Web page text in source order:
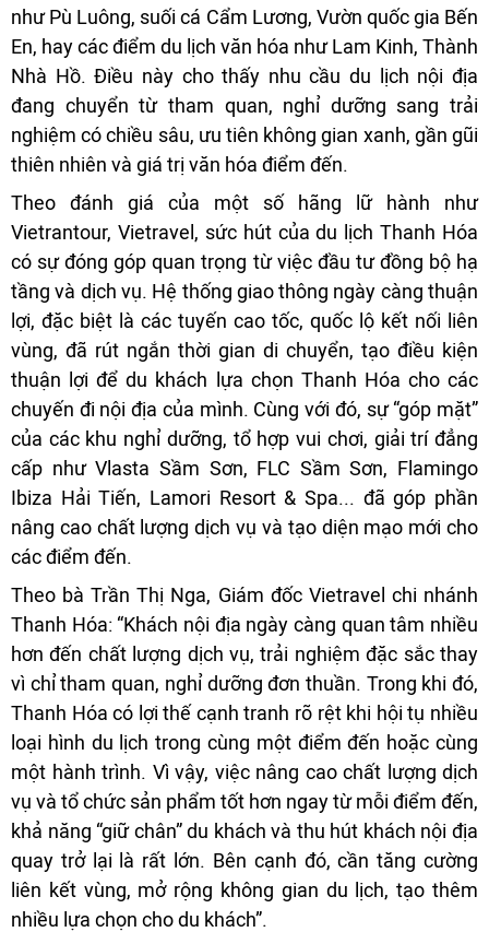
như Pù Luông, suối cá Cẩm Lương, Vườn quốc gia Bến
En, hay các điểm du lịch văn hóa như Lam Kinh, Thành
Nhà Hồ. Điều này cho thấy nhu cầu du lịch nội địa
đang chuyển từ tham quan, nghỉ dưỡng sang trải
nghiệm có chiều sâu, ưu tiên không gian xanh, gần gũi
thiên nhiên và giá trị văn hóa điểm đến.
Theo đánh giá của một số hãng lữ hành như
Vietrantour, Vietravel, sức hút của du lịch Thanh Hóa
có sự đóng góp quan trọng từ việc đầu tư đồng bộ hạ
tầng và dịch vụ. Hệ thống giao thông ngày càng thuận
lợi, đặc biệt là các tuyến cao tốc, quốc lộ kết nối liên
vùng, đã rút ngắn thời gian di chuyển, tạo điều kiện
thuận lợi để du khách lựa chọn Thanh Hóa cho các
chuyến đi nội địa của mình. Cùng với đó, sự “góp mặt”
của các khu nghỉ dưỡng, tổ hợp vui chơi, giải trí đẳng
cấp như Vlasta Sầm Sơn, FLC Sầm Sơn, Flamingo
Ibiza Hải Tiến, Lamori Resort & Spa... đã góp phần
nâng cao chất lượng dịch vụ và tạo diện mạo mới cho
các điểm đến.
Theo bà Trần Thị Nga, Giám đốc Vietravel chi nhánh
Thanh Hóa: “Khách nội địa ngày càng quan tâm nhiều
hơn đến chất lượng dịch vụ, trải nghiệm đặc sắc thay
vì chỉ tham quan, nghỉ dưỡng đơn thuần. Trong khi đó,
Thanh Hóa có lợi thế cạnh tranh rõ rệt khi hội tụ nhiều
loại hình du lịch trong cùng một điểm đến hoặc cùng
một hành trình. Vì vậy, việc nâng cao chất lượng dịch
vụ và tổ chức sản phẩm tốt hơn ngay từ mỗi điểm đến,
khả năng “giữ chân” du khách và thu hút khách nội địa
quay trở lại là rất lớn. Bên cạnh đó, cần tăng cường
liên kết vùng, mở rộng không gian du lịch, tạo thêm
nhiều lựa chọn cho du khách”.